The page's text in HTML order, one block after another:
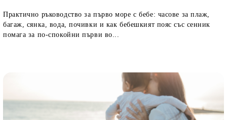
Практично ръководство за първо море с бебе: часове за плаж,
багаж, сянка, вода, почивки и как бебешкият пояс със сенник
помага за по-спокойни първи во...